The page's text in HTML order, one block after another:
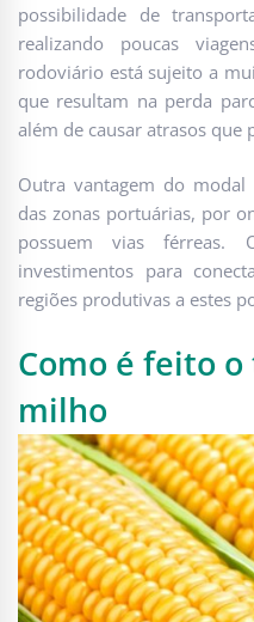
possibilidade de
realizando poucas
rodoviário está sujeito a
que resultam na perda
além de causar atrasos que
Outra vantagem do
das zonas portuárias, por
possuem vias férreas.
investimentos para
regiões produtivas a estes
Como é feito
milho